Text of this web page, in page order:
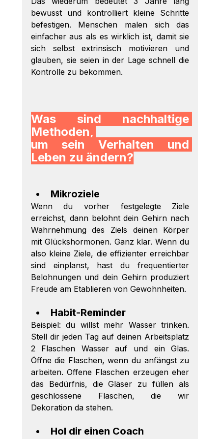
bewusst und kontrolliert kleine Schritte
befestigen. Menschen malen sich das
einfacher aus als es wirklich ist, damit sie
sich selbst extrinsisch motivieren und
glauben, sie seien in der Lage schnell die
Kontrolle zu bekommen.
Was sind nachhaltige
Methoden,
um sein Verhalten und
Leben zu ändern?
Mikroziele
Wenn du vorher festgelegte Ziele
erreichst, dann belohnt dein Gehirn nach
Wahrnehmung des Ziels deinen Körper
mit Glückshormonen. Ganz klar. Wenn du
also kleine Ziele, die effizienter erreichbar
sind einplanst, hast du frequentierter
Belohnungen und dein Gehirn produziert
Freude am Etablieren von Gewohnheiten.
Habit-Reminder
Beispiel: du willst mehr Wasser trinken.
Stell dir jeden Tag auf deinen Arbeitsplatz
2 Flaschen Wasser auf und ein Glas.
Öffne die Flaschen, wenn du anfängst zu
arbeiten. Offene Flaschen erzeugen eher
das Bedürfnis, die Gläser zu füllen als
geschlossene Flaschen, die wir
Dekoration da stehen.
Hol dir einen Coach